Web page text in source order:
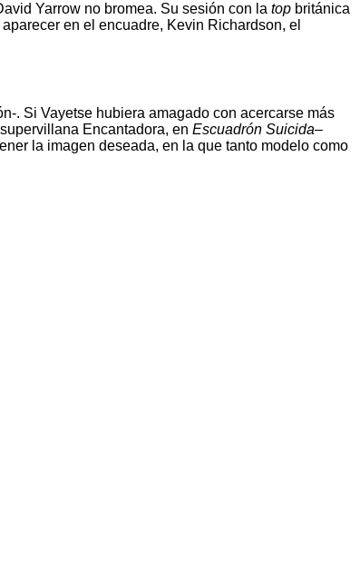
Yarrow no bromea. Su sesión con la top británica
en el encuadre, Kevin Richardson, el
. Si Vayetse hubiera amagado con acercarse más
Encantadora, en Escuadrón Suicida–
la imagen deseada, en la que tanto modelo como